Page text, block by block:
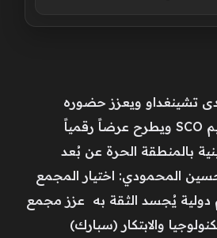
تشينغداو ويعزز حضوره
الدولي؛ عضوية تحكيم SCO ويطرح عرضاً رقمياً
بالمنطقة الحرة عن بُعد
المحمودي: اختيار المجمع
دولية يُجسد الثقة به عزز مجمع
والابتكار (سبارك)